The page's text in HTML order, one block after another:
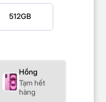
512GB
Hồng
Tạm hết
hàng